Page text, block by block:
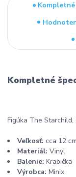
Kompletné
Figúka The Starchild,
Veľkosť: cca 12 cm
Materiál: Vinyl
Balenie: Krabička
Výrobca: Minix